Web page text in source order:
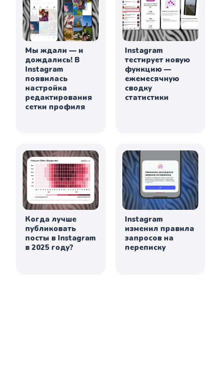
Мы ждали — и
дождались! В
Instagram
появилась
настройка
редактирования
сетки профиля
Instagram
тестирует новую
функцию —
ежемесячную
сводку
статистики
Когда лучше
публиковать
посты в Instagram
в 2025 году?
Instagram
изменил правила
запросов на
переписку